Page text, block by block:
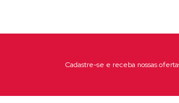
Cadastre-se e receba nossas